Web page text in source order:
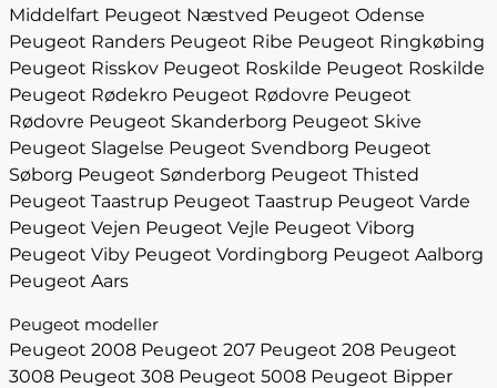
Middelfart Peugeot Næstved Peugeot Odense
Peugeot Randers Peugeot Ribe Peugeot Ringkøbing
Peugeot Risskov Peugeot Roskilde Peugeot Roskilde
Peugeot Rødekro Peugeot Rødovre Peugeot
Rødovre Peugeot Skanderborg Peugeot Skive
Peugeot Slagelse Peugeot Svendborg Peugeot
Søborg Peugeot Sønderborg Peugeot Thisted
Peugeot Taastrup Peugeot Taastrup Peugeot Varde
Peugeot Vejen Peugeot Vejle Peugeot Viborg
Peugeot Viby Peugeot Vordingborg Peugeot Aalborg
Peugeot Aars
Peugeot modeller
Peugeot 2008 Peugeot 207 Peugeot 208 Peugeot
3008 Peugeot 308 Peugeot 5008 Peugeot Bipper